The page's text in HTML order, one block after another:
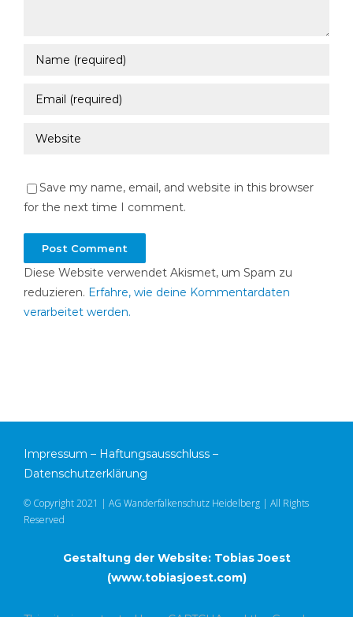
Save my name, email, and website in this browser
for the next time I comment.
Diese Website verwendet Akismet, um Spam zu
reduzieren. Erfahre, wie deine Kommentardaten
verarbeitet werden.
Impressum – Haftungsausschluss –
Datenschutzerklärung
© Copyright 2021 | AG Wanderfalkenschutz Heidelberg | All Rights
Reserved
Gestaltung der Website: Tobias Joest
(www.tobiasjoest.com)